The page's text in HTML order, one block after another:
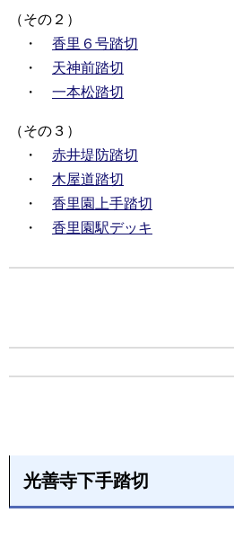
（その２）
・ 香里６号踏切
・ 天神前踏切
・ 一本松踏切
（その３）
・ 赤井堤防踏切
・ 木屋道踏切
・ 香里園上手踏切
・ 香里園駅デッキ
光善寺下手踏切